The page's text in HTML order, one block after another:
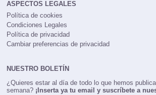
ASPECTOS LEGALES
Política de cookies
Condiciones Legales
Política de privacidad
Cambiar preferencias de privacidad
NUESTRO BOLETÍN
¿Quieres estar al día de todo lo que hemos
semana? ¡Inserta ya tu email y suscríbete a